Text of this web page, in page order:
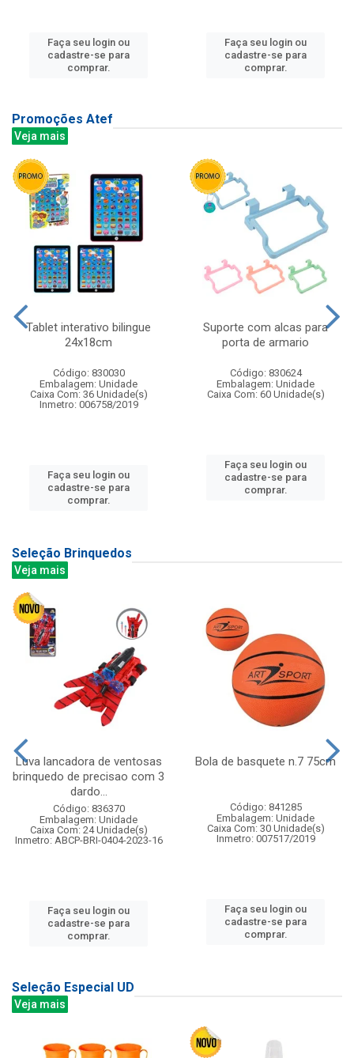
Faça seu login ou
cadastre-se para
comprar.
Faça seu login ou
cadastre-se para
comprar.
Promoções Atef
Veja mais
Tablet interativo bilingue
24x18cm
Código: 830030
Embalagem: Unidade
Caixa Com: 36 Unidade(s)
Inmetro: 006758/2019
Faça seu login ou
cadastre-se para
comprar.
Suporte com alcas para
porta de armario
Código: 830624
Embalagem: Unidade
Caixa Com: 60 Unidade(s)
Faça seu login ou
cadastre-se para
comprar.
Seleção Brinquedos
Veja mais
Luva lancadora de ventosas
brinquedo de precisao com 3
dardo...
Código: 836370
Embalagem: Unidade
Caixa Com: 24 Unidade(s)
Inmetro: ABCP-BRI-0404-2023-16
Faça seu login ou
cadastre-se para
comprar.
Bola de basquete n.7 75cm
Código: 841285
Embalagem: Unidade
Caixa Com: 30 Unidade(s)
Inmetro: 007517/2019
Faça seu login ou
cadastre-se para
comprar.
Seleção Especial UD
Veja mais